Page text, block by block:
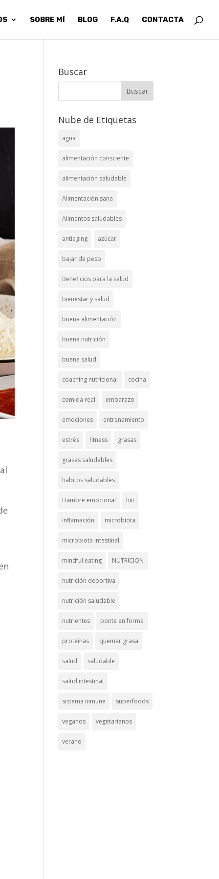
SOBRE MÍ BLOG F.A.Q CONTACTA
Buscar
Nube de Etiquetas
agua
alimentación consciente
alimentación saludable
Alimentación sana
Alimentos saludables
antiaging azúcar
bajar de peso
Beneficios para la salud
bienestar y salud
buena alimentación
buena nutrición
buena salud
coaching nutricional cocina
comida real embarazo
emociones entrenamiento
estrés fitness grasas
grasas saludables
habitos saludables
Hambre emocional hiit
inflamación microbiota
microbiota intestinal
mindful eating NUTRICION
nutrición deportiva
nutrición saludable
nutrientes ponte en forma
proteínas quemar grasa
salud saludable
salud intestinal
sistema inmune superfoods
veganos vegetarianos
verano